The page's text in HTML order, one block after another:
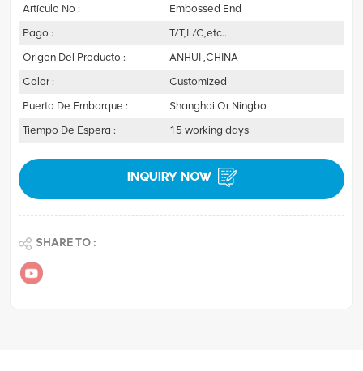
Artículo No :
Embossed End
Pago :
T/T,L/C,etc...
Origen Del Producto :
ANHUI ,CHINA
Color :
Customized
Puerto De Embarque :
Shanghai Or Ningbo
Tiempo De Espera :
15 working days
INQUIRY NOW
SHARE TO :